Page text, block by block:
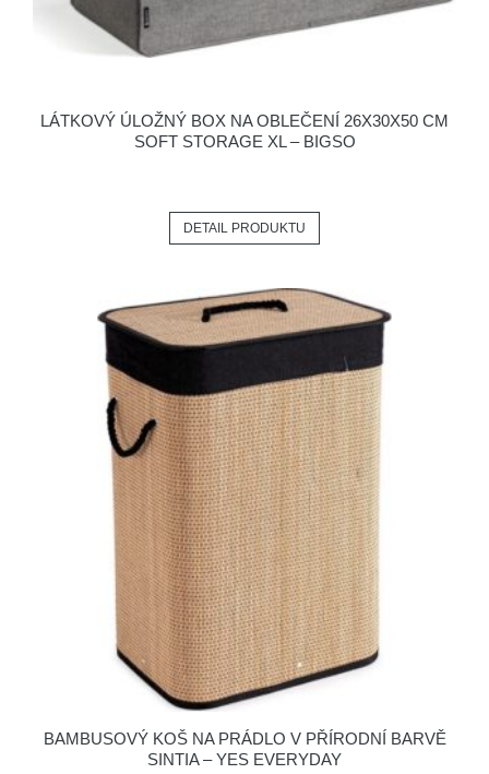
LÁTKOVÝ ÚLOŽNÝ BOX NA OBLEČENÍ 26X30X50 CM
SOFT STORAGE XL – BIGSO
DETAIL PRODUKTU
BAMBUSOVÝ KOŠ NA PRÁDLO V PŘÍRODNÍ BARVĚ
SINTIA – YES EVERYDAY